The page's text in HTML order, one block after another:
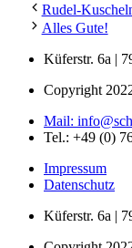
gefunden
haben"
Rudel-
Alles Gute!
Küferstr. 6a |
Copyright
Mail:
Tel.: +49 (0)
Impressum
Datenschutz
Küferstr. 6a |